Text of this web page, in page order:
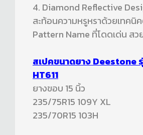
4. Diamond Reflective
สะท้อนความหรูหราด้วยเทค
Pattern Name ที่โดดเด่น สว
สเปคขนาดยาง Deestone
HT611
ยางขอบ 15 นิ้ว
235/75R15 109Y XL
235/70R15 103H